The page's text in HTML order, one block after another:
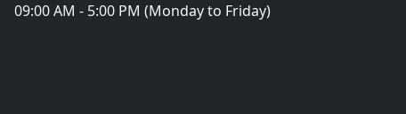
09:00 AM - 5:00 PM (Monday to Friday)